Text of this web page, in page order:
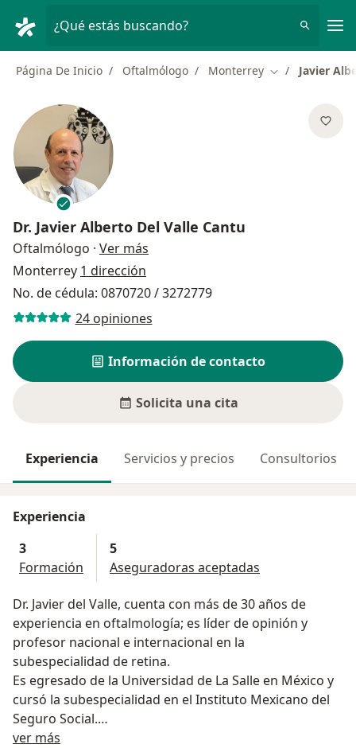
¿Qué estás buscando?
Página De Inicio Oftalmólogo Monterrey Cambiar de
Javier
Dr. Javier Alberto Del Valle Cantu
Oftalmólogo · Ver más
Monterrey 1 dirección
No. de cédula: 0870720 / 3272779
24 opiniones
Información de contacto
Solicita una cita
Experiencia Servicios y precios Consultorios
Experiencia
3
Formación
5
Aseguradoras aceptadas
Dr. Javier del Valle, cuenta con más de 30 años de
experiencia en oftalmología; es líder de opinión y
profesor nacional e internacional en la
subespecialidad de retina.
Es egresado de la Universidad de La Salle en México y
cursó la subespecialidad en el Instituto Mexicano del
Seguro Social.
Cuenta con una amplia experiencia en enfermedades
ver más